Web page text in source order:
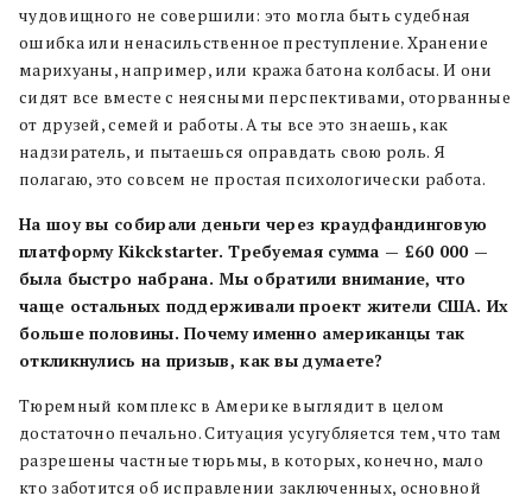
чудовищного не совершили: это могла быть судебная
ошибка или ненасильственное преступление. Хранение
марихуаны, например, или кража батона колбасы. И они
сидят все вместе с неясными перспективами, оторванные
от друзей, семей и работы. А ты все это знаешь, как
надзиратель, и пытаешься оправдать свою роль. Я
полагаю, это совсем не простая психологически работа.
На шоу вы собирали деньги через краудфандинговую
платформу Kikckstarter. Требуемая сумма — £60 000 —
была быстро набрана. Мы обратили внимание, что
чаще остальных поддерживали проект жители США. Их
больше половины. Почему именно американцы так
откликнулись на призыв, как вы думаете?
Тюремный комплекс в Америке выглядит в целом
достаточно печально. Ситуация усугубляется тем, что там
разрешены частные тюрьмы, в которых, конечно, мало
кто заботится об исправлении заключенных, основной